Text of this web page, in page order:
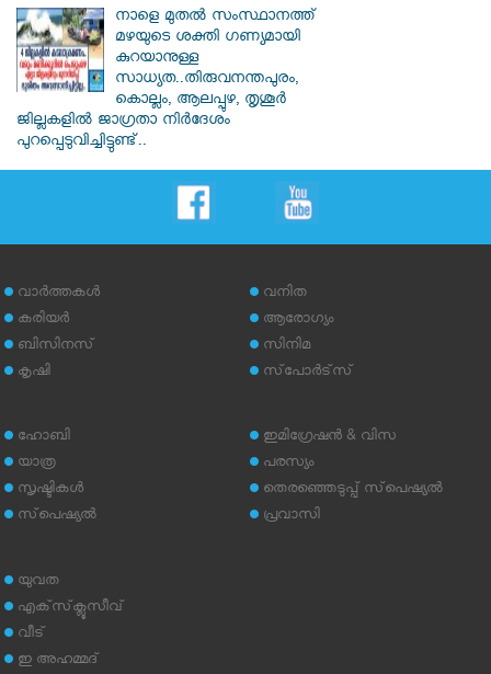
നാളെ മുതൽ സംസ്ഥാനത്ത്
മഴയുടെ ശക്തി ഗണ്യമായി
കുറയാനുള്ള
സാധ്യത..തിരുവനന്തപുരം,
കൊല്ലം, ആലപ്പുഴ, തൃശൂർ
ജില്ലകളിൽ ജാഗ്രതാ നിർദേശം
പുറപ്പെടുവിച്ചിട്ടുണ്ട്..
വാര്‍ത്തകള്‍
കരിയര്‍
ബിസിനസ്
കൃഷി
വനിത
ആരോഗ്യം
സിനിമ
സ്‌പോര്‍ട്‌സ്
ഹോബി
യാത്ര
സൃഷ്ടികള്‍
സ്‌പെഷ്യല്‍
ഇമിഗ്രേഷന്‍ & വിസ
പരസ്യം
തെരഞ്ഞെടുപ്പ് സ്‌പെഷ്യല്‍
പ്രവാസി
യുവത
എക്‌സ്‌ക്ലൂസീവ്
വീട്
ഇ അഹമ്മദ്‌